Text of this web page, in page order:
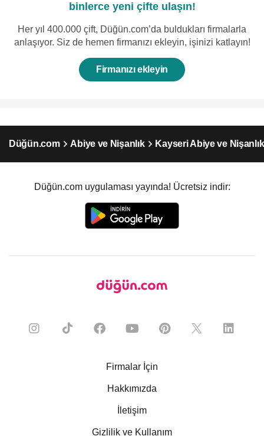
binlerce yeni çifte ulaşın!
Her yıl 400.000 çift, Düğün.com’da buldukları firmalarla
anlaşıyor. Siz de hemen firmanızı ekleyin, işinizi katlayın!
Firmanızı ekleyin
Düğün.com Abiye ve Nişanlık Kayseri Abiye ve Nişanlık
Düğün.com uygulaması yayında! Ücretsiz indir:
Firmalar İçin
Hakkımızda
İletişim
Gizlilik ve Kullanım